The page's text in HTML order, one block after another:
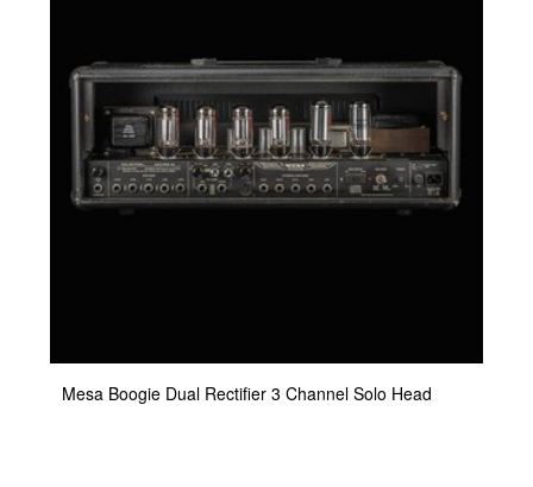
Mesa Boogie Dual Rectifier 3 Channel Solo Head